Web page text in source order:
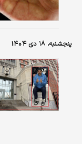
پنجشنبه، ۱۸ دی ۱۴۰۴